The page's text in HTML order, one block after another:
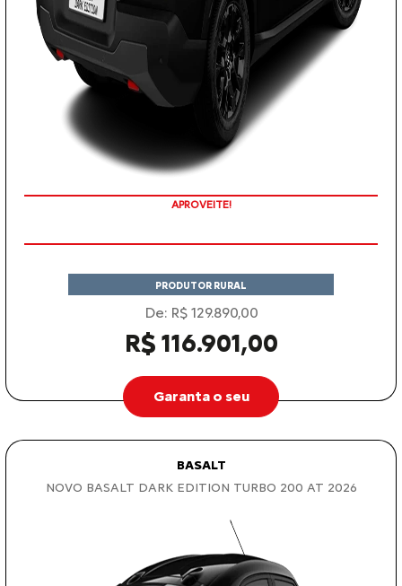
APROVEITE!
PRODUTOR RURAL
De: R$ 129.890,00
R$ 116.901,00
Garanta o seu
BASALT
NOVO BASALT DARK EDITION TURBO 200 AT 2026